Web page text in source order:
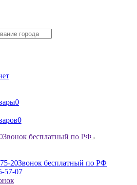
0
0
Звонок бесплатный по РФ
20Звонок бесплатный по РФ
57-07